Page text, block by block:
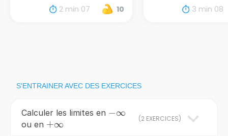
2 min 07 10 3 min 08
S'ENTRAINER AVEC DES EXERCICES
Calculer les limites en
-
−∞
ou en +\infty
+∞ (2 EXERCICES)